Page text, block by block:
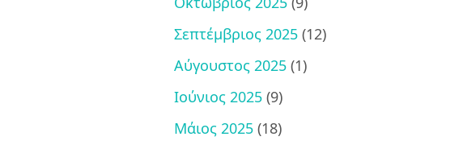
Σεπτέμβριος 2025 (12)
Αύγουστος 2025 (1)
Ιούνιος 2025 (9)
Μάιος 2025 (18)